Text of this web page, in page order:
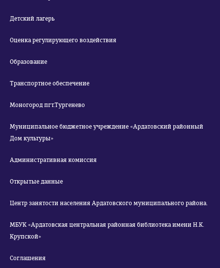
Детский лагерь
Оценка регулирующего воздействия
Образование
Транспортное обеспечение
Моногород пгт.Тургенево
Муниципальное бюджетное учреждение «Ардатовский районный
Дом культуры»
Административная комиссия
Открытые данные
Центр занятости населения Ардатовского муниципального района.
МБУК «Ардатовская центральная районная библиотека имени Н.К.
Крупской»
Соглашения